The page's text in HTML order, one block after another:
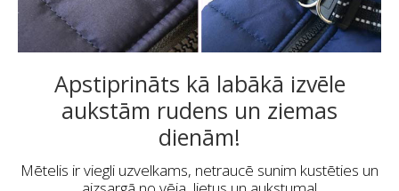
Apstiprināts kā labākā izvēle
aukstām rudens un ziemas
dienām!
Mētelis ir viegli uzvelkams, netraucē sunim kustēties un